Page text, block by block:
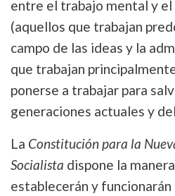
entre el trabajo mental y el
(aquellos que trabajan
campo de las ideas y la
que trabajan
ponerse a trabajar para
generaciones actuales y
La Constitución para la
Socialista dispone la
establecerán y